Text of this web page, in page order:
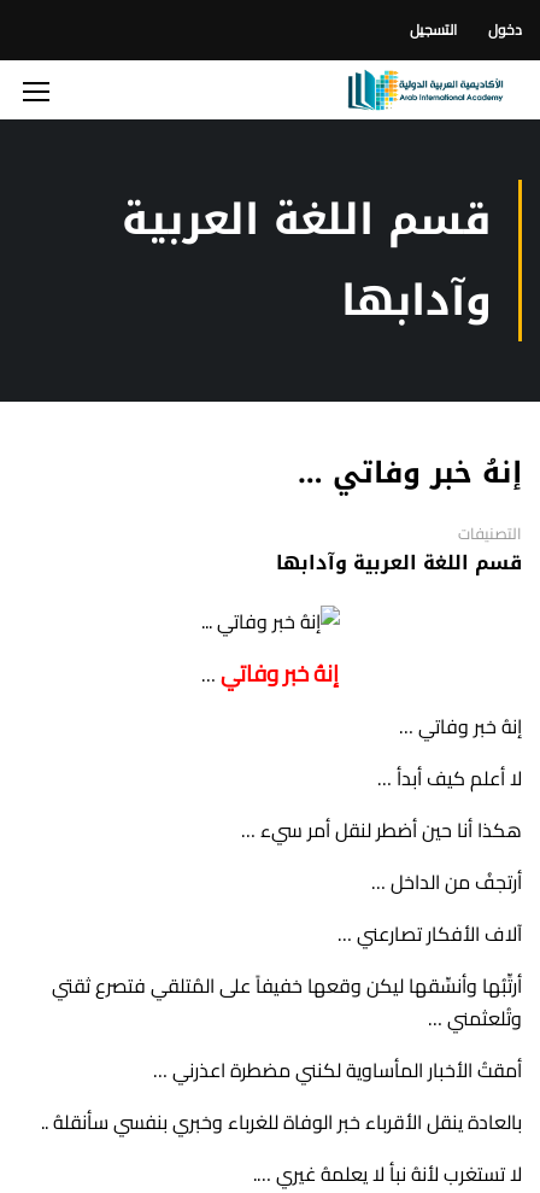
دخول التسجيل
قسم اللغة العربية
وآدابها
إنهُ خبر وفاتي …
التصنيفات
قسم اللغة العربية وآدابها
إنهُ خبر وفاتي…
إنهُ خبر وفاتي …
لا أعلم كيف أبدأ …
هكذا أنا حين أضطر لنقل أمر سيء …
أرتجفُ من الداخل …
آلاف الأفكار تصارعني …
أرتِّبُها وأنسِّقها ليكن وقعها خفيفاً على المُتلقي فتصرع ثقتي
وتُلعثمني …
أمقتُ الأخبار المأساوية لكنني مضطرة اعذرني …
بالعادة ينقل الأقرباء خبر الوفاة للغرباء وخبري بنفسي سأنقلهُ ..
لا تستغرب لأنهُ نبأ لا يعلمهُ غيري ….